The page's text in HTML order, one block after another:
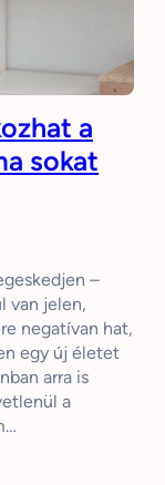
a
sokat
–
van jelen,
negatívan hat,
egy új életet
arra is
a